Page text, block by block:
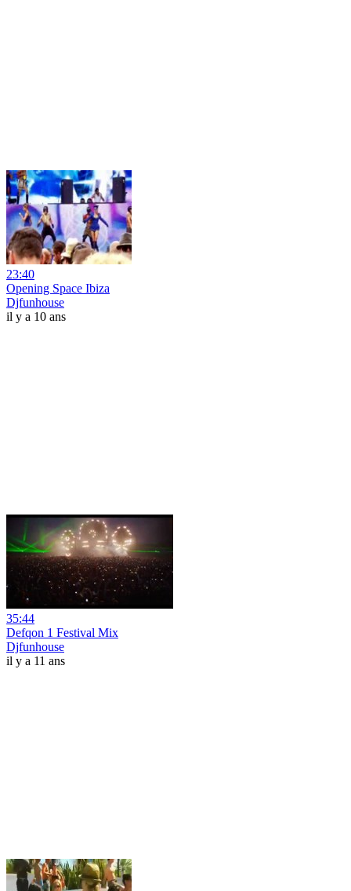
23:40
Opening Space Ibiza
Djfunhouse
il y a 10 ans
35:44
Defqon 1 Festival Mix
Djfunhouse
il y a 11 ans